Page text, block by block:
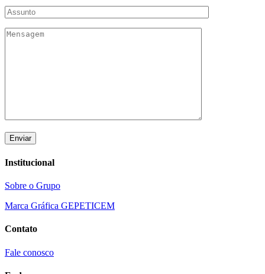
Institucional
Sobre o Grupo
Marca Gráfica GEPETICEM
Contato
Fale conosco